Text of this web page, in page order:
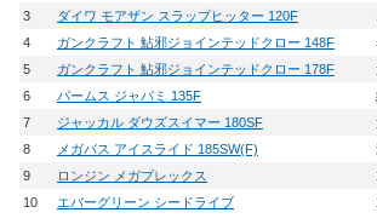
3
ダイワ モアザン スラップヒッター 120F
4
ガンクラフト 鮎邪ジョインテッドクロー 148F
5
ガンクラフト 鮎邪ジョインテッドクロー 178F
6
パームス ジャバミ 135F
7
ジャッカル ダウズスイマー 180SF
8
メガバス アイスライド 185SW(F)
9
ロンジン メガプレックス
10
エバーグリーン シードライブ